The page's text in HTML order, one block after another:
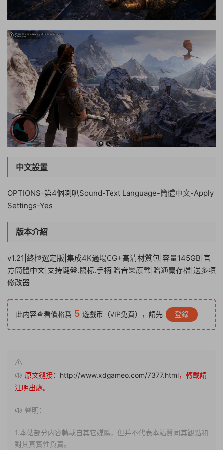
中文設置
OPTIONS-第4個喇叭Sound-Text Language-簡體中文-Apply
Settings-Yes
版本介紹
v1.21|終極選定版|集成4K過場CG+高清材質包|容量145GB|官
方簡體中文|支持鍵盤.鼠标.手柄|贈音樂原聲|贈通關存檔|送多項
修改器
此内容查看價格爲 5 遊戲币（VIP免費），請先 登錄
原文鏈接： http://www.xdgameo.com/7377.html，轉載請
注明出處。
聲明：
1.本站部分内容轉載自其它媒體，但并不代表本站贊同其觀點和
對其真實性負責。